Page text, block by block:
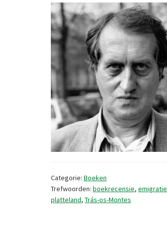
Categorie: Boeken
Trefwoorden: boekrecensie, emigratie
platteland, Trás-os-Montes